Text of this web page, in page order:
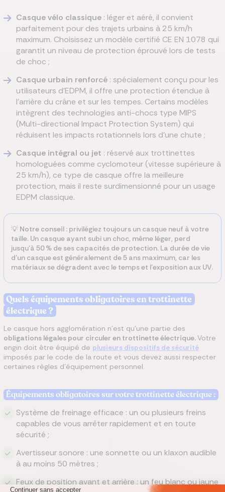
Casque vélo classique: léger et aéré, il convient
parfaitement pour des trajets urbains à 25 km/h
maximum. Choisissez un modèle certifié CE EN 1078 qui
garantit un niveau de protection éprouvé lors de tests
de choc ;
Casque urbain renforcé: spécialement conçu pour les
utilisateurs d'EDPM, il offre une protection étendue à
l'arrière du crâne et sur les tempes. Certains modèles
intègrent des technologies anti-chocs type MIPS
(Multi-directional Impact Protection System) qui
réduisent les impacts rotationnels lors d'une chute ;
Casque intégral ou jet : réservé aux trottinettes
homologuées comme cyclomoteur (vitesse supérieure à
25 km/h), ce type de casque offre la meilleure
protection, mais il reste surdimensionné pour un usage
EDPM classique.
💡 Notre conseil : privilégiez toujours un casque neuf à votre
taille. Un casque ayant subi un choc, même léger, perd
jusqu'à 50 % de ses capacités de protection. La durée de vie
d'un casque est généralement de 5 ans maximum, car les
matériaux se dégradent avec le temps et l'exposition aux UV.
Quels équipements obligatoires en trottinette
électrique ?
Le casque hors agglomération n'est qu'une partie des
obligations légales pour circuler en trottinette électrique.Votre
engin doit être équipé de plusieurs dispositifs de sécurité
imposés par le code de la route et vous devez aussi respecter
certaines règles d'équipement personnel.
Équipementsobligatoires sur votre trottinette électrique :
Système de freinage efficace : un ou plusieurs freins
capables de vous arrêter rapidement et en toute
sécurité ;
Avertisseur sonore : une sonnette ou un klaxon audible
à au moins 50 mètres ;
Feux de position avant et arrière : un feu blanc ou jaune